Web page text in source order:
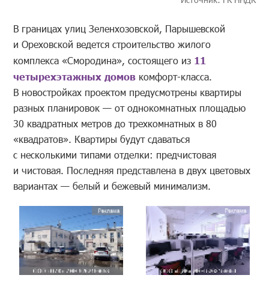
В границах улиц Зеленхозовской, Парышевской
и Ореховской ведется строительство жилого
комплекса «Смородина», состоящего из 11
четырехэтажных домов комфорт-класса.
В новостройках проектом предусмотрены квартиры
разных планировок — от однокомнатных площадью
30 квадратных метров до трехкомнатных в 80
«квадратов». Квартиры будут сдаваться
с несколькими типами отделки: предчистовая
и чистовая. Последняя представлена в двух цветовых
вариантах — белый и бежевый минимализм.